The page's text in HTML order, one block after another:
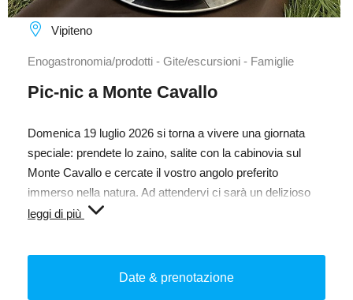
Vipiteno
Enogastronomia/prodotti - Gite/escursioni - Famiglie
Pic-nic a Monte Cavallo
Domenica 19 luglio 2026 si torna a vivere una giornata
speciale: prendete lo zaino, salite con la cabinovia sul
Monte Cavallo e cercate il vostro angolo preferito
immerso nella natura. Ad attendervi ci sarà un delizioso
picnic altoatesino in montagna, ricco di specialità regionali
Gustate pane fresco, squisite marmellate e deliziose torte,
prodotti del Milchhof Vipiteno, frutta fresca, croissant,
leggi di più
Date & prenotazione